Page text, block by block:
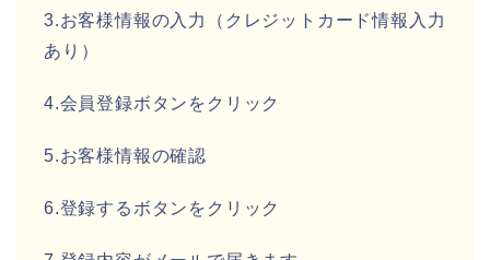
3.お客様情報の入力（クレジットカード情報入力
あり）
4.会員登録ボタンをクリック
5.お客様情報の確認
6.登録するボタンをクリック